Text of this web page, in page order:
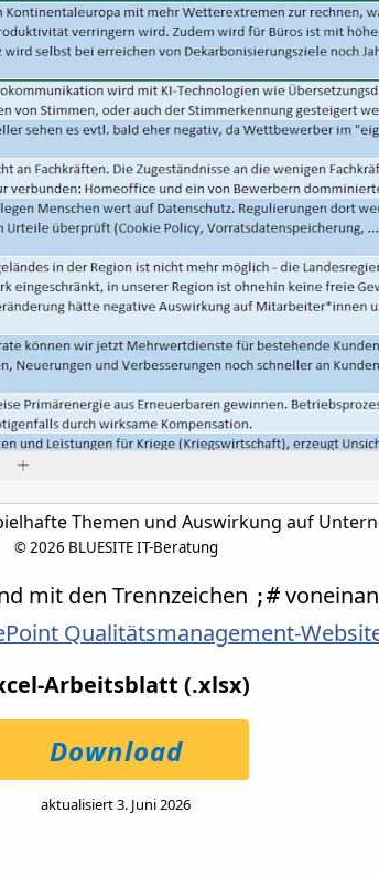
Themen und Auswirkung auf
©2026 BLUESITE IT-Beratung
mit den Trennzeichen ;#
Qualitätsmanagement-
Arbeitsblatt (.xlsx)
Download
aktualisiert 3. Juni 2026